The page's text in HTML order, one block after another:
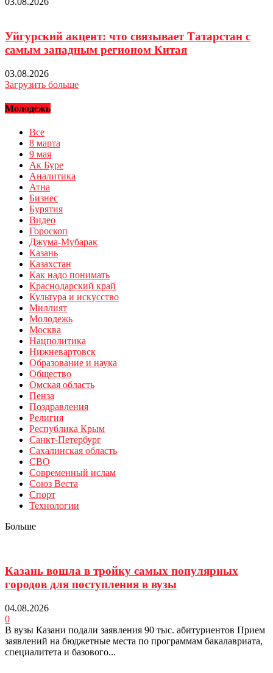
Уйгурский акцент: что связывает Татарстан с
самым западным регионом Китая
03.08.2026
Загрузить больше
Молодежь
Все
8 марта
9 мая
Ак Буре
Аналитика
Атна
Бизнес
Бурятия
Видео
Гороскоп
Джума-Мубарак
Казань
Казахстан
Как надо понимать
Краснодарский край
Культура и искусство
Миллият
Молодежь
Москва
Нацполитика
Нижневартовск
Образование и наука
Общество
Омская область
Пенза
Поздравления
Религия
Республика Крым
Санкт-Петербург
Сахалинская область
СВО
Современный ислам
Союз Веста
Спорт
Технологии
Больше
Казань вошла в тройку самых популярных
городов для поступления в вузы
04.08.2026
0
В вузы Казани подали заявления 90 тыс. абитуриентов Прием
заявлений на бюджетные места по программам бакалавриата,
специалитета и базового...